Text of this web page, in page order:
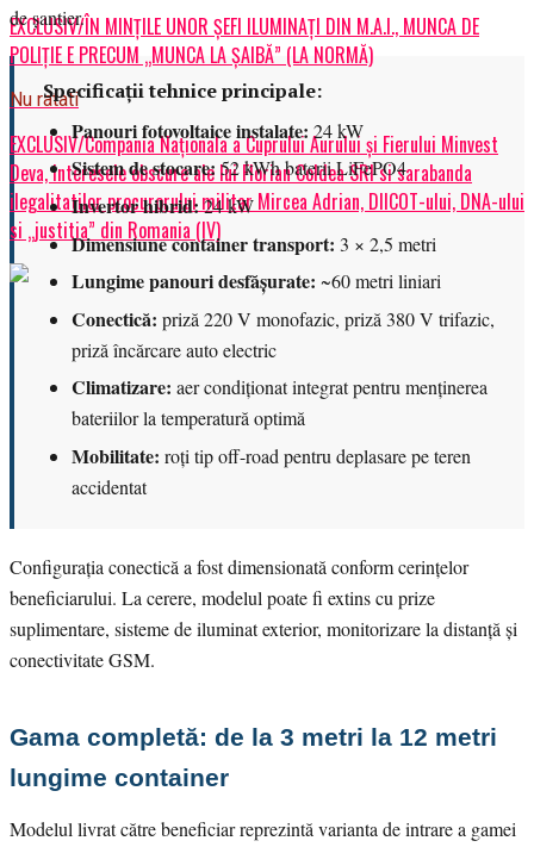
EXCLUSIV/ÎN MINȚILE UNOR ȘEFI ILUMINAȚI DIN M.A.I., MUNCA DE
POLIȚIE E PRECUM „MUNCA LA ȘAIBĂ” (LA NORMĂ)
Nu ratati
EXCLUSIV/Compania Naționala a Cuprului Aurului și Fierului Minvest
Deva, interesele obscure ale lui Florian Coldea SRI si sarabanda
ilegalitatilor procurorului militar Mircea Adrian, DIICOT-ului, DNA-ului
si „justitia” din Romania (IV)
de șantier.
Specificații tehnice principale:
Panouri fotovoltaice instalate: 24 kW
Sistem de stocare: 52 kWh baterii LiFePO4
Invertor hibrid:24 kW
Dimensiune container transport: 3 × 2,5 metri
Lungime panouri desfășurate: ~60 metri liniari
Conectică: priză 220 V monofazic, priză 380 V trifazic,
priză încărcare auto electric
Climatizare: aer condiționat integrat pentru menținerea
bateriilor la temperatură optimă
Mobilitate: roți tip off-road pentru deplasare pe teren
accidentat
Configurația conectică a fost dimensionată conform cerințelor
beneficiarului. La cerere, modelul poate fi extins cu prize
suplimentare, sisteme de iluminat exterior, monitorizare la distanță și
conectivitate GSM.
Gama completă: de la 3 metri la 12 metri
lungime container
Modelul livrat către beneficiar reprezintă varianta de intrare a gamei